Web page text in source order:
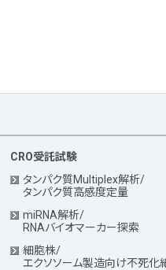
CRO受託試験
タンパク質Multiplex解析/
タンパク質高感度定量
miRNA解析/
RNAバイオマーカー探索
細胞株/
エクソソーム製造向け不死化